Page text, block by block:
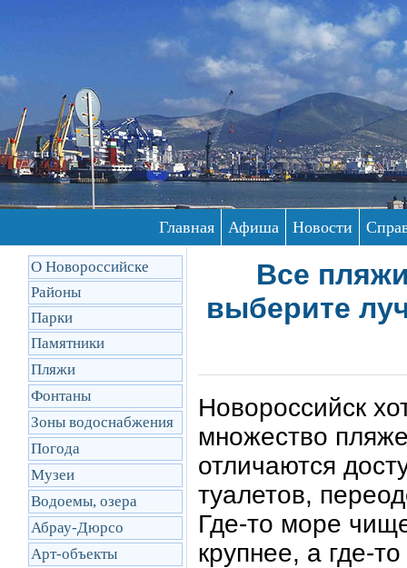
Главная Афиша Новости
О Новороссийске
Районы
Парки
Памятники
Пляжи
Фонтаны
Зоны водоснабжения
Погода
Музеи
Водоемы, озера
Абрау-Дюрсо
Арт-объекты
Все
выберите
Новороссийск
множество
отличаются
туалетов,
Где-то море
крупнее, а где-